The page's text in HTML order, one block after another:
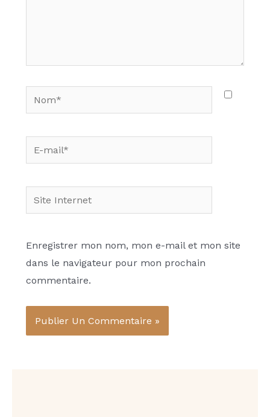
Nom*
E-
mail*
Site
Internet
Enregistrer mon nom, mon e-mail et mon site
dans le navigateur pour mon prochain
commentaire.